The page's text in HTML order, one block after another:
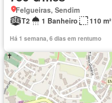
Felgueiras, Sendim
T2
1 Banheiro 110 m²
Há 1 semana, 6 dias em rentumo